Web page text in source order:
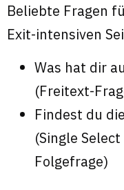
Beliebte Fragen
Exit-intensiven
Was hat dir
(Freitext-
Findest du
(Single
Folgefrage)